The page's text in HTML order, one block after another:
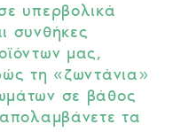
υπερβολικά
συνθήκες
μας,
τη «ζωντάνια»
σε βάθος
τα